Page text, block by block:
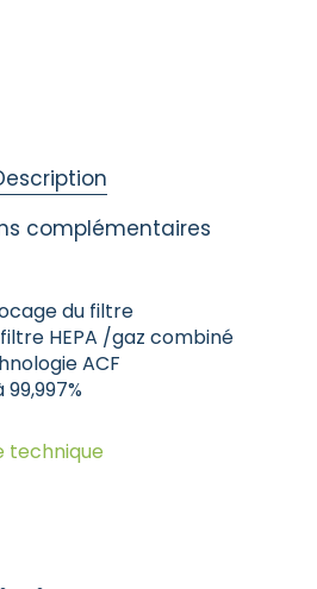
complémentaires
du filtre
HEPA /gaz combiné
ACF
technique